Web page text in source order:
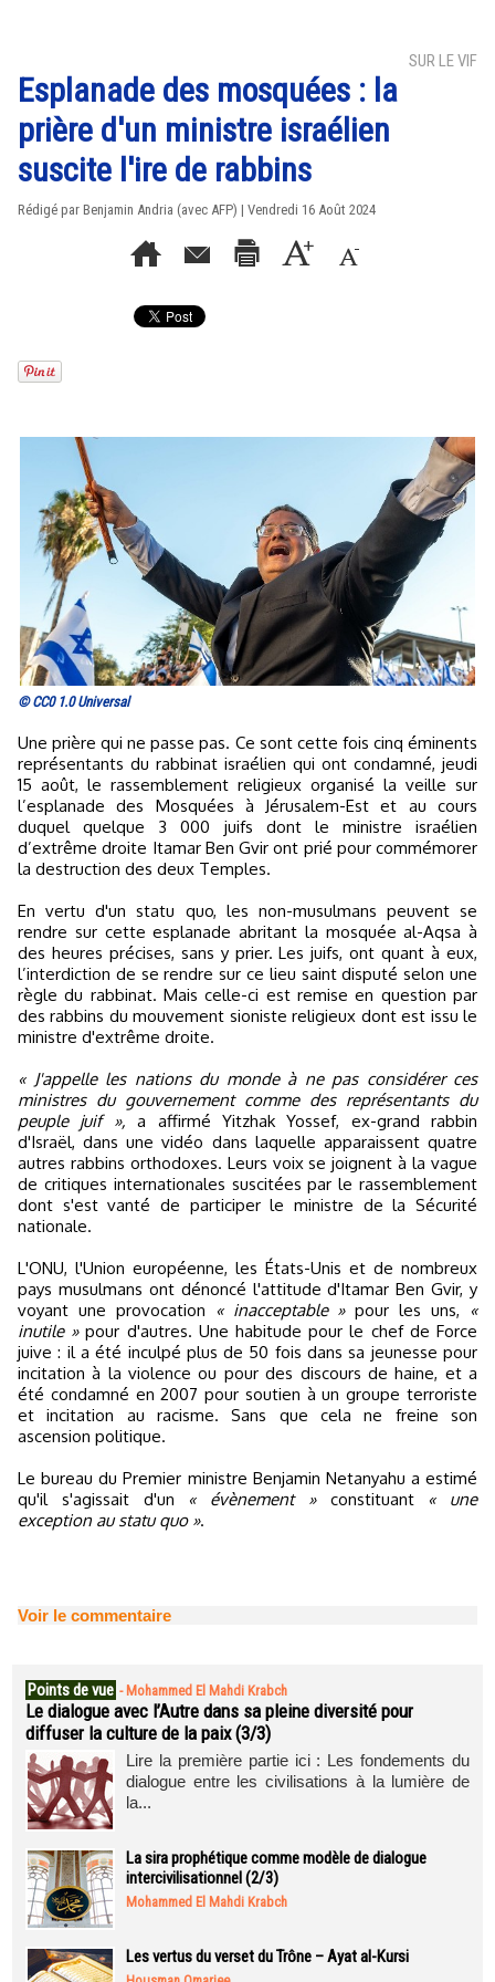
SUR LE VIF
Esplanade des mosquées : la
prière d'un ministre israélien
suscite l'ire de rabbins
Rédigé par Benjamin Andria (avec AFP) | Vendredi 16 Août 2024
© CC0 1.0 Universal
Une prière qui ne passe pas. Ce sont cette fois cinq éminents
représentants du rabbinat israélien qui ont condamné, jeudi
15 août, le rassemblement religieux organisé la veille sur
l’esplanade des Mosquées à Jérusalem-Est et au cours
duquel quelque 3 000 juifs dont le ministre israélien
d’extrême droite Itamar Ben Gvir ont prié pour commémorer
la destruction des deux Temples.
En vertu d'un statu quo, les non-musulmans peuvent se
rendre sur cette esplanade abritant la mosquée al-Aqsa à
des heures précises, sans y prier. Les juifs, ont quant à eux,
l’interdiction de se rendre sur ce lieu saint disputé selon une
règle du rabbinat. Mais celle-ci est remise en question par
des rabbins du mouvement sioniste religieux dont est issu le
ministre d'extrême droite.
« J'appelle les nations du monde à ne pas considérer ces
ministres du gouvernement comme des représentants du
peuple juif », a affirmé Yitzhak Yossef, ex-grand rabbin
d'Israël, dans une vidéo dans laquelle apparaissent quatre
autres rabbins orthodoxes. Leurs voix se joignent à la vague
de critiques internationales suscitées par le rassemblement
dont s'est vanté de participer le ministre de la Sécurité
nationale.
L'ONU, l'Union européenne, les États-Unis et de nombreux
pays musulmans ont dénoncé l'attitude d'Itamar Ben Gvir, y
voyant une provocation
« inacceptable »pour les uns,
«
inutile »pour d'autres. Une habitude pour le chef de Force
juive : il a été inculpé plus de 50 fois dans sa jeunesse pour
incitation à la violence ou pour des discours de haine, et a
été condamné en 2007 pour soutien à un groupe terroriste
et incitation au racisme. Sans que cela ne freine son
ascension politique.
Le bureau du Premier ministre Benjamin Netanyahu a estimé
qu'il s'agissait d'un « évènement »constituant « une
exception au statu quo ».
Voir le commentaire
Points de vue - Mohammed El Mahdi Krabch
Le dialogue avec l’Autre dans sa pleine diversité pour
diffuser la culture de la paix (3/3)
Lire la première partie ici : Les fondements du
dialogue entre les civilisations à la lumière de
la...
La sira prophétique comme modèle de dialogue
intercivilisationnel (2/3)
Mohammed El Mahdi Krabch
Les vertus du verset du Trône – Ayat al-Kursi